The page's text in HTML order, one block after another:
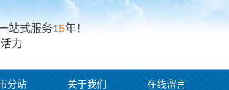
站式服务15年！
力
分站 关于我们 在线留言